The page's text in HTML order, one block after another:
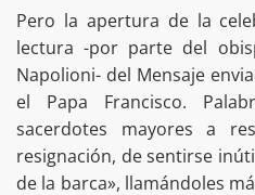
Pero la apertura de la
lectura -por parte del
Napolioni- del Mensaje
el Papa Francisco.
sacerdotes mayores a
resignación, de sentirse
de la barca», llamándoles